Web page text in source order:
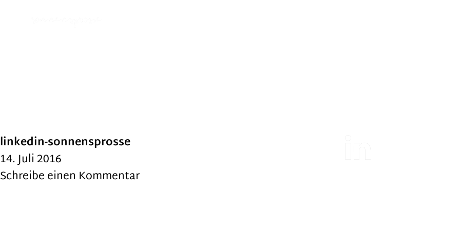
linkedin-sonnensprosse
14. Juli 2016
Schreibe einen Kommentar